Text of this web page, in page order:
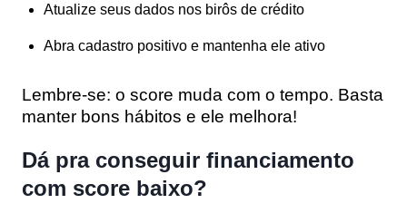
Atualize seus dados nos birôs de crédito
Abra cadastro positivo e mantenha ele ativo
Lembre-se: o score muda com o tempo. Basta
manter bons hábitos e ele melhora!
Dá pra conseguir financiamento
com score baixo?